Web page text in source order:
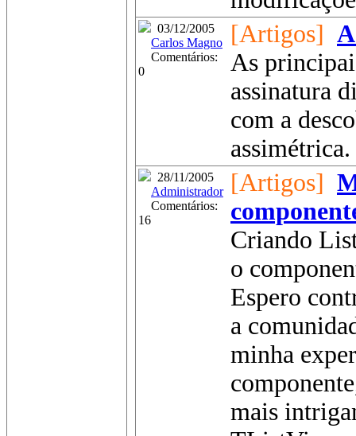
03/12/2005
Carlos Magno
Comentários:
0
[Artigos]
As
assinatura
com a
28/11/2005
Administrador
Comentários:
16
[Artigos]
Criando
o
Espero
a
minha
mais